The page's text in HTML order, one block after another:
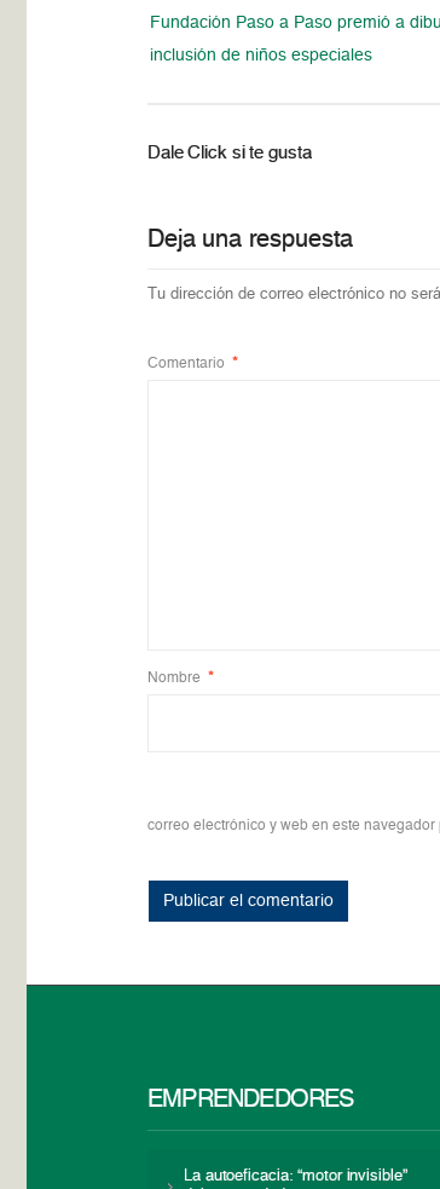
Fundación Paso a Paso premió a
inclusión de niños especiales
Dale Click si te gusta
Deja una respuesta
Tu dirección de correo electrónico no
Comentario *
Nombre *
correo electrónico y web en este
EMPRENDEDORES
La autoeficacia: “motor invisible”